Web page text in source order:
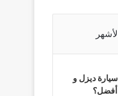
ديزل و
أفضل؟